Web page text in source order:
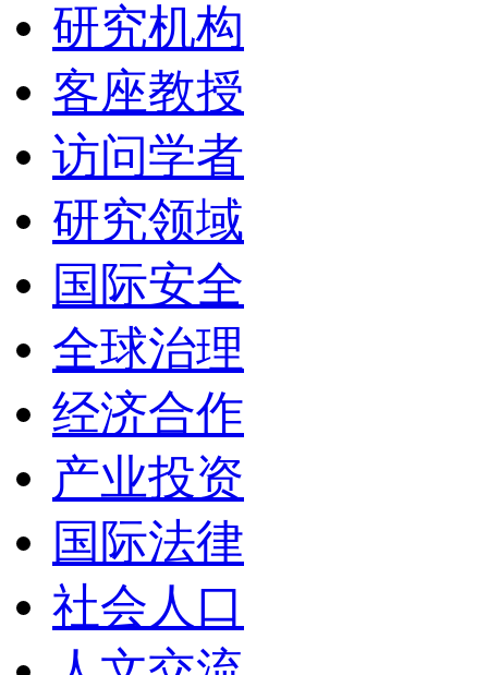
研究机构
客座教授
访问学者
研究领域
国际安全
全球治理
经济合作
产业投资
国际法律
社会人口